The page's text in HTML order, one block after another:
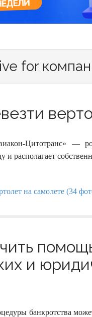
for
Цитотранс» —
и располагает
и
банкротства